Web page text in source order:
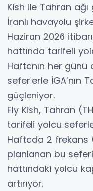
Kish ile Tahran ağı
İranlı havayolu
Haziran 2026
hattında tarifeli
Haftanın her günü
seferlerle İGA’nın
güçleniyor.
Fly Kish, Tahran
tarifeli yolcu
Haftada 2 frekans
planlanan bu
hattındaki yolcu
artırıyor.